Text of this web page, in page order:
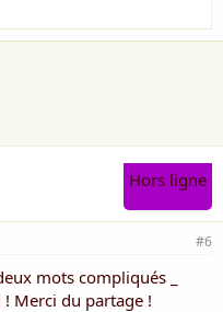
Hors ligne
#6
mots compliqués _
Merci du partage !